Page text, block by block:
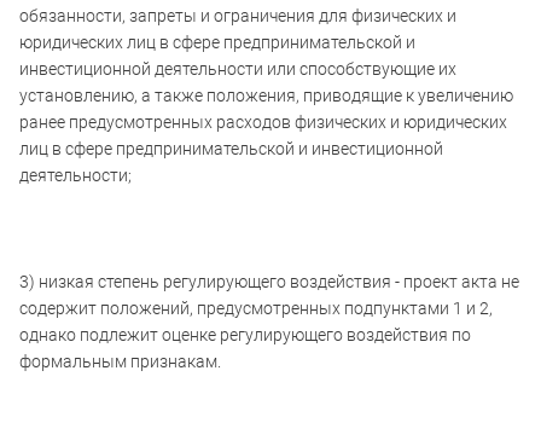
обязанности, запреты и ограничения для физических и
юридических лиц в сфере предпринимательской и
инвестиционной деятельности или способствующие их
установлению, а также положения, приводящие к увеличению
ранее предусмотренных расходов физических и юридических
лиц в сфере предпринимательской и инвестиционной
деятельности;
3) низкая степень регулирующего воздействия - проект акта не
содержит положений, предусмотренных подпунктами 1 и 2,
однако подлежит оценке регулирующего воздействия по
формальным признакам.